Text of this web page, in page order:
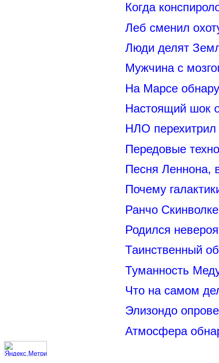
Когда
Леб сменил
Люди делят
Мужчина с
На Марсе
Настоящий шок
НЛО перехитрил
Передовые
Песня Леннона,
Почему
Ранчо
Родился
Таинственный
Туманность
Что на самом
Элизондо
Атмосфера